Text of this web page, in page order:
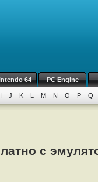
64 PC Engine
I J K L M N O P Q
с